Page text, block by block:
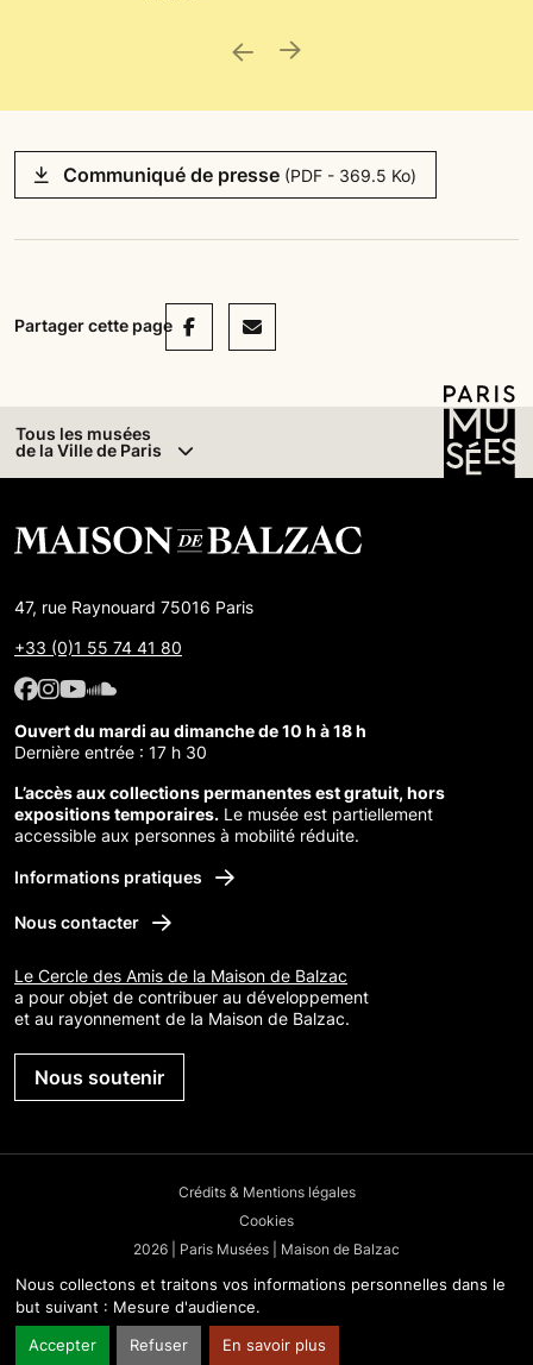
Nous collectons et traitons vos informations personnelles dans le
but suivant : Mesure d'audience.
Accepter Refuser En savoir plus
Communiqué de presse (PDF - 369.5 Ko)
Partager cette pageFacebook
Mail
Tous les musées
de la Ville de Paris
47, rue Raynouard 75016 Paris
+33 (0)1 55 74 41 80
Facebook : Maison de Balzac
Facebook : Maison de Balzac
Youtube : Maison de Balzac
SoundCloud : Maison de Balzac
Ouvert du mardi au dimanche de 10 h à 18 h
Dernière entrée : 17 h 30
L’accès aux collections permanentes est gratuit, hors
expositions temporaires. Le musée est partiellement
accessible aux personnes à mobilité réduite.
Informations pratiques
Nous contacter
Le Cercle des Amis de la Maison de Balzac
a pour objet de contribuer au développement
et au rayonnement de la Maison de Balzac.
Nous soutenir
Crédits & Mentions légales
Cookies
2026 | Paris Musées | Maison de Balzac